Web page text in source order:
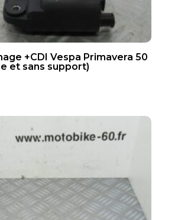
+CDI Vespa Primavera 50
et sans support)